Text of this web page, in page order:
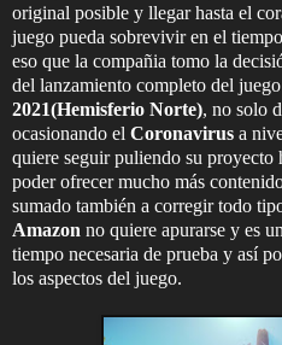
original posible y llegar hasta el
juego pueda sobrevivir en el
eso que la compañia tomo la
del lanzamiento completo del juego
2021(Hemisferio Norte), no solo
ocasionando el Coronavirus a
quiere seguir puliendo su proyecto
poder ofrecer mucho más
sumado también a corregir todo
Amazon no quiere apurarse y es
tiempo necesaria de prueba y así
los aspectos del juego.